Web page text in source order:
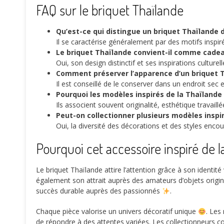
FAQ sur le briquet Thaïlande
Qu’est-ce qui distingue un briquet Thaïlande
Il se caractérise généralement par des motifs
Le briquet Thaïlande convient-il comme
Oui, son design distinctif et ses inspirations
Comment préserver l’apparence d’un briquet
Il est conseillé de le conserver dans un endroit
Pourquoi les modèles inspirés de la
Ils associent souvent originalité, esthétique
Peut-on collectionner plusieurs modèles
Oui, la diversité des décorations et des styles
Pourquoi cet accessoire inspiré de
Le briquet Thaïlande attire l’attention grâce à son
également son attrait auprès des amateurs d’objets
succès durable auprès des passionnés
.
Chaque pièce valorise un univers décoratif unique
.
de répondre à des attentes variées. Les collectionneurs